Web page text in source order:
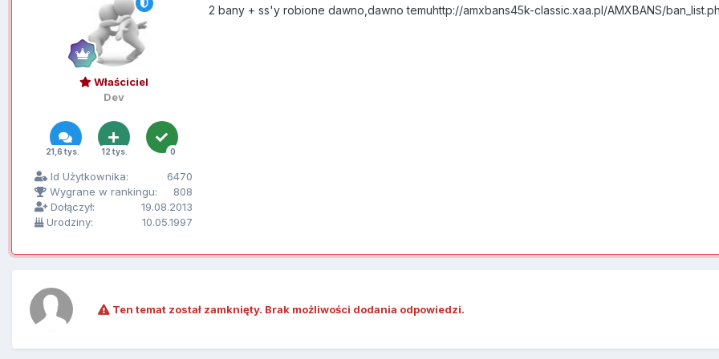
Właściciel
Dev
21,6 tys. 12 tys. 0
Id Użytkownika:
6470
Wygrane w rankingu:
808
Dołączył:
19.08.2013
Urodziny:
10.05.1997
2 bany + ss'y robione dawno,dawno temuhttp://amxbans45k-classic.xaa.pl/AMXBANS/
Ten temat został zamknięty. Brak możliwości dodania odpowiedzi.